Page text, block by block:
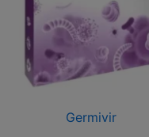
Germivir